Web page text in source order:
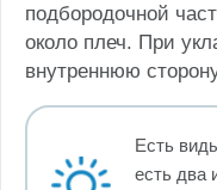
подбородочной
около плеч. При
внутреннюю
Есть
есть два